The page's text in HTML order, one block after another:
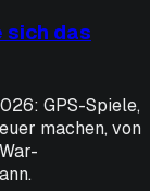
sich das
GPS-Spiele,
machen, von